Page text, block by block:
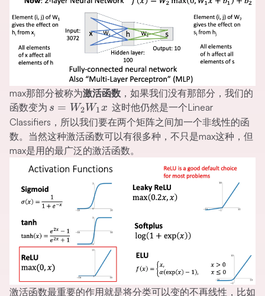
max那部分被称为激活函数 ，如果我们没有那部分，我们的
函数变为 s=W_2W_1x
s = W2 W1x 这时他仍然是一个Linear
Classifiers，所以我们要在两个矩阵之间加一个非线性的函
数。当然这种激活函数可以有很多种，不只是max这种，但
max是用的最广泛的激活函数。
激活函数最重要的作用就是将分类可以变的不再线性，比如